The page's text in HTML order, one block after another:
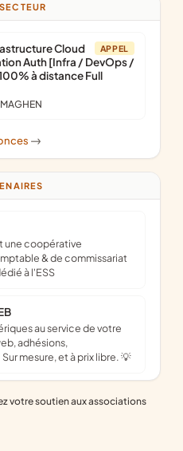
APPEL
Cloud
Auth [Infra / DevOps /
à distance Full
MAGHEN
->
& de commissariat
à l'ESS
adhésions,
mesure, et à prix libre. 💡
votre soutien aux associations